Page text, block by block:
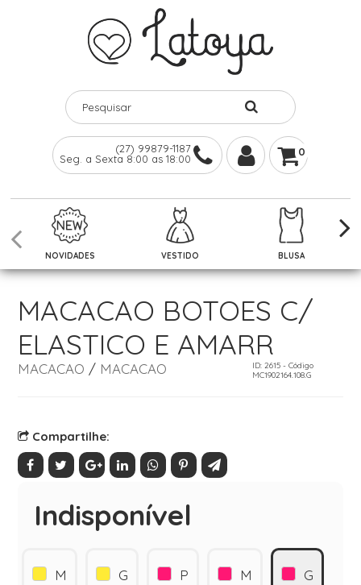
(27) 99879-1187
Seg. a Sexta 8:00 as 18:00
0
NOVIDADES VESTIDO BLUSA
MACACAO BOTOES C/
ELASTICO E AMARR
MACACAO / MACACAO
ID: 2615 - Código
MC1902164.108.G
Compartilhe:
Indisponível
M G P M G